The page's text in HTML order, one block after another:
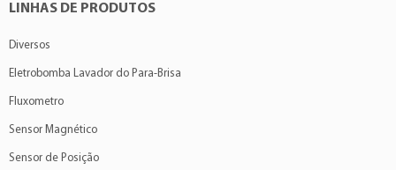
LINHAS DE PRODUTOS
Diversos
Eletrobomba Lavador do Para-Brisa
Fluxometro
Sensor Magnético
Sensor de Posição